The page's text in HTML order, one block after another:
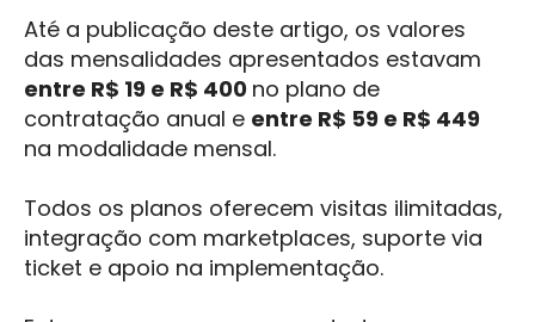
Até a publicação deste artigo, os valores
das mensalidades apresentados estavam
entre R$ 19 e R$ 400 no plano de
contratação anual e entre R$ 59 e R$ 449
na modalidade mensal.
Todos os planos oferecem visitas ilimitadas,
integração com marketplaces, suporte via
ticket e apoio na implementação.